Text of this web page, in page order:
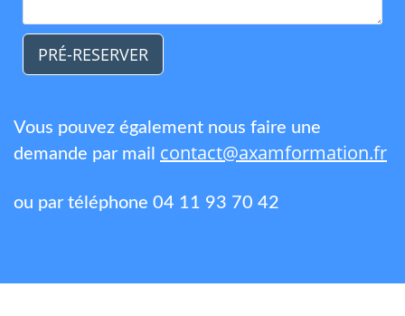
PRÉ-RESERVER
Vous pouvez également nous faire une
demande par mail contact@axamformation.fr
ou par téléphone 04 11 93 70 42